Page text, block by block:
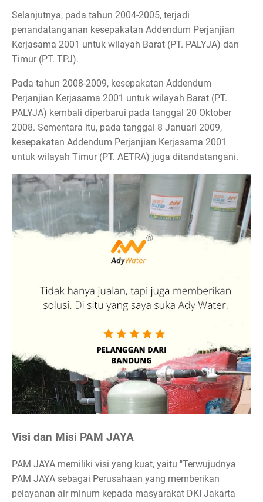
Selanjutnya, pada tahun 2004-2005, terjadi
penandatanganan kesepakatan Addendum Perjanjian
Kerjasama 2001 untuk wilayah Barat (PT. PALYJA) dan
Timur (PT. TPJ).
Pada tahun 2008-2009, kesepakatan Addendum
Perjanjian Kerjasama 2001 untuk wilayah Barat (PT.
PALYJA) kembali diperbarui pada tanggal 20 Oktober
2008. Sementara itu, pada tanggal 8 Januari 2009,
kesepakatan Addendum Perjanjian Kerjasama 2001
untuk wilayah Timur (PT. AETRA) juga ditandatangani.
Visi dan Misi PAM JAYA
PAM JAYA memiliki visi yang kuat, yaitu "Terwujudnya
PAM JAYA sebagai Perusahaan yang memberikan
pelayanan air minum kepada masyarakat DKI Jakarta